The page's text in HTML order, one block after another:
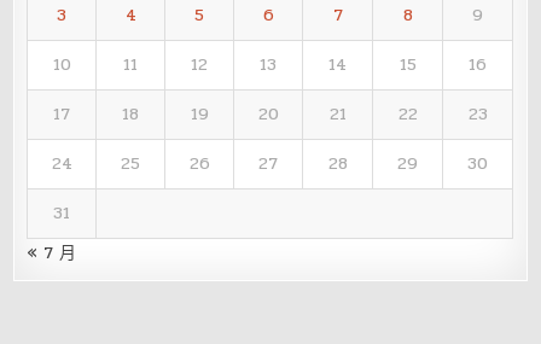
3
4 5 6 7 8
9
10
11 12 13 14 15
16
17
18 19 20 21 22
23
24
25 26 27 28 29
30
31
« 7 月